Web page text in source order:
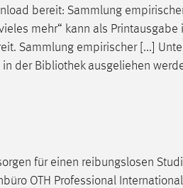
bereit: Sammlung
mehr“ kann als Printausgabe
Sammlung empirischer [...]
in der Bibliothekausgeliehen
für einen reibungslosen
OTH Professional
anonym.
wie